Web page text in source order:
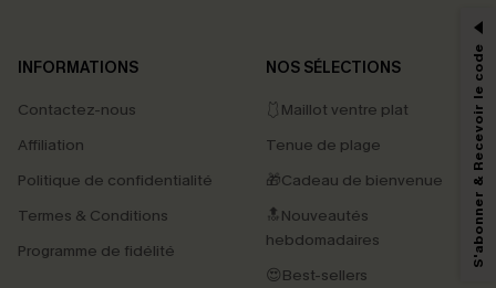
INFORMATIONS
Contactez-nous
Affiliation
Politique de confidentialité
Termes & Conditions
Programme de fidélité
NOS SÉLECTIONS
🩱Maillot ventre plat
Tenue de plage
🎁Cadeau de bienvenue
🔝Nouveautés
hebdomadaires
😍Best-sellers
marketing (y compris du contenu généré par l'IA) de Cupshe et
pouvons utiliser les données collectées sur notre site ainsi que des
savoir si ceux-ci ont été ouverts, de mesurer votre engagement, de
personnaliser nos contenus et nos offres, et de vous recommander des
produits susceptibles de vous intéresser, conformément à notre
Politique de
. Vous pouvez vous désabonner à tout moment.
S'abonner & Recevoir le code